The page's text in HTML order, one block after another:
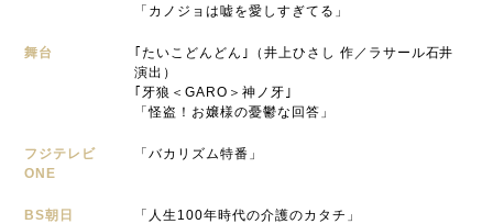
「カノジョは嘘を愛しすぎてる」
舞台
｢たいこどんどん｣（井上ひさし 作／ラサール石井
演出）
｢牙狼＜GARO＞神ノ牙｣
「怪盗！お嬢様の憂鬱な回答」
フジテレビ
ONE
「バカリズム特番」
BS朝日 「人生100年時代の介護のカタチ」